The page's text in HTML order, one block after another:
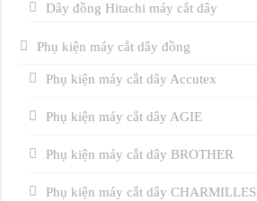
Dây đồng Hitachi máy cắt dây
Phụ kiện máy cắt dây đồng
Phụ kiện máy cắt dây Accutex
Phụ kiện máy cắt dây AGIE
Phụ kiện máy cắt dây BROTHER
Phụ kiện máy cắt dây CHARMILLES